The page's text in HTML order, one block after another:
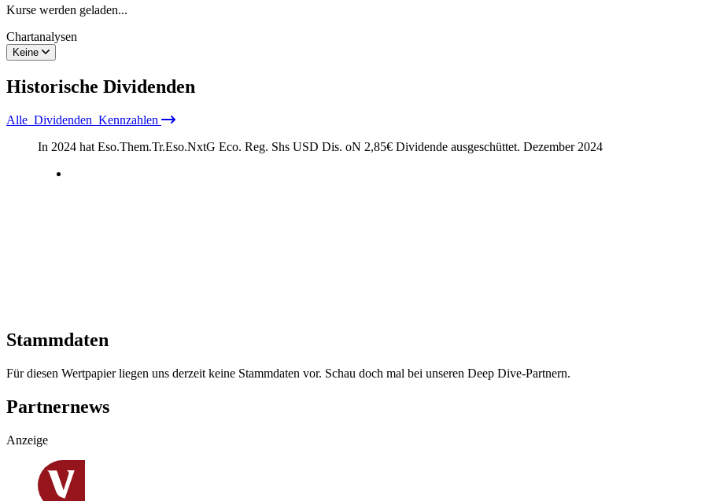
Kurse werden geladen...
Chartanalysen
Keine
Historische Dividenden
Alle Dividenden Kennzahlen
In 2024 hat Eso.Them.Tr.Eso.NxtG Eco. Reg. Shs USD Dis. oN 2,85€ Dividende ausgeschüttet. Dezember 2024
Stammdaten
Für diesen Wertpapier liegen uns derzeit keine Stammdaten vor. Schau doch mal bei unseren Deep Dive-Partnern.
Partnernews
Anzeige